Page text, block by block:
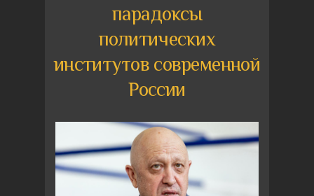
парадоксы
политических
институтов современной
России